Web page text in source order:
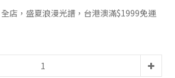
全店，盛夏浪漫光譜，台港澳滿$1999免運